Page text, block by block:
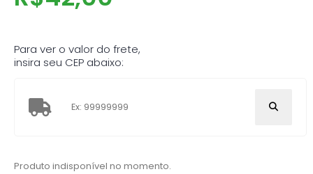
Para ver o valor do frete,
insira seu CEP abaixo:
Produto indisponível no momento.